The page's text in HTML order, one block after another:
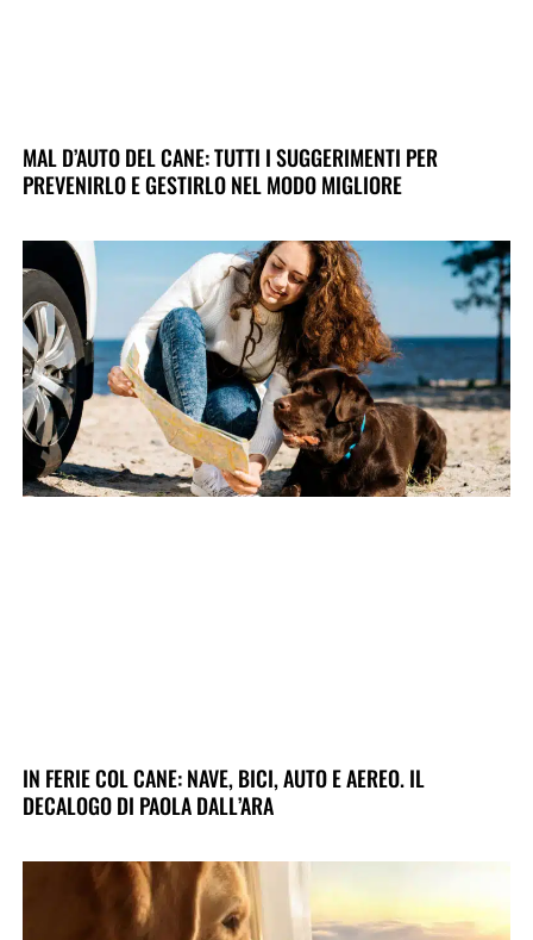
MAL D’AUTO DEL CANE: TUTTI I SUGGERIMENTI PER
PREVENIRLO E GESTIRLO NEL MODO MIGLIORE
IN FERIE COL CANE: NAVE, BICI, AUTO E AEREO. IL
DECALOGO DI PAOLA DALL’ARA